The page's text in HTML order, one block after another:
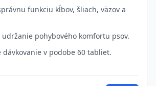
funkciu kĺbov, šliach, väzov a
pohybového komfortu psov.
dávkovanie v podobe 60 tabliet.